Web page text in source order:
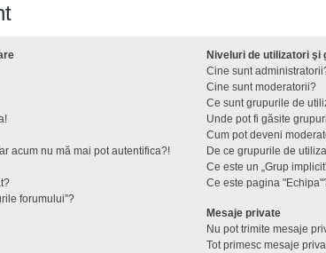
acum nu mă mai pot autentifica?!
forumului”?
Niveluri de utilizatori şi
Cine sunt
Cine sunt moderatorii?
Ce sunt grupurile de
Unde pot fi găsite
Cum pot deveni
De ce grupurile de
Ce este un „Grup
Ce este pagina
Mesaje private
Nu pot trimite mesaje
Tot primesc mesaje